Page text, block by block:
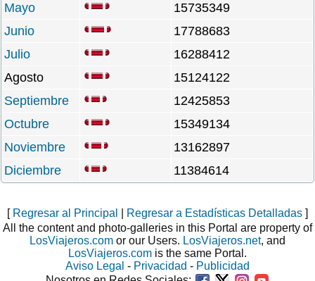
Mayo
15735349
Junio
17788683
Julio
16288412
Agosto
15124122
Septiembre
12425853
Octubre
15349134
Noviembre
13162897
Diciembre
11384614
[ Regresar al Principal Regresar a Estadísticas Detalladas ]
All the content and photo-galleries in this Portal are property of
LosViajeros.com or our Users. LosViajeros.net, and
LosViajeros.com is the same Portal.
Aviso Legal - Privacidad - Publicidad